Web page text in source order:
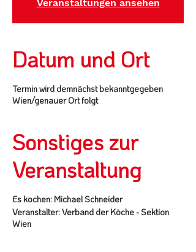
Veranstaltungen ansehen
Datum und Ort
Termin wird demnächst bekanntgegeben
Wien/genauer Ort folgt
Sonstiges zur
Veranstaltung
Es kochen: Michael Schneider
Veranstalter: Verband der Köche - Sektion
Wien